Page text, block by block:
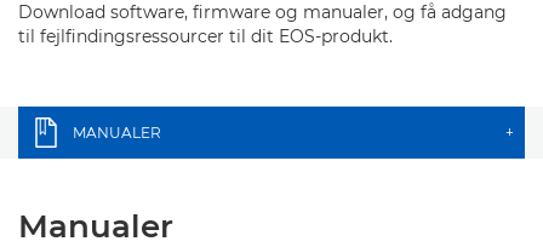
Download software, firmware og manualer, og få adgang
til fejlfindingsressourcer til dit EOS-produkt.
MANUALER +
Manualer